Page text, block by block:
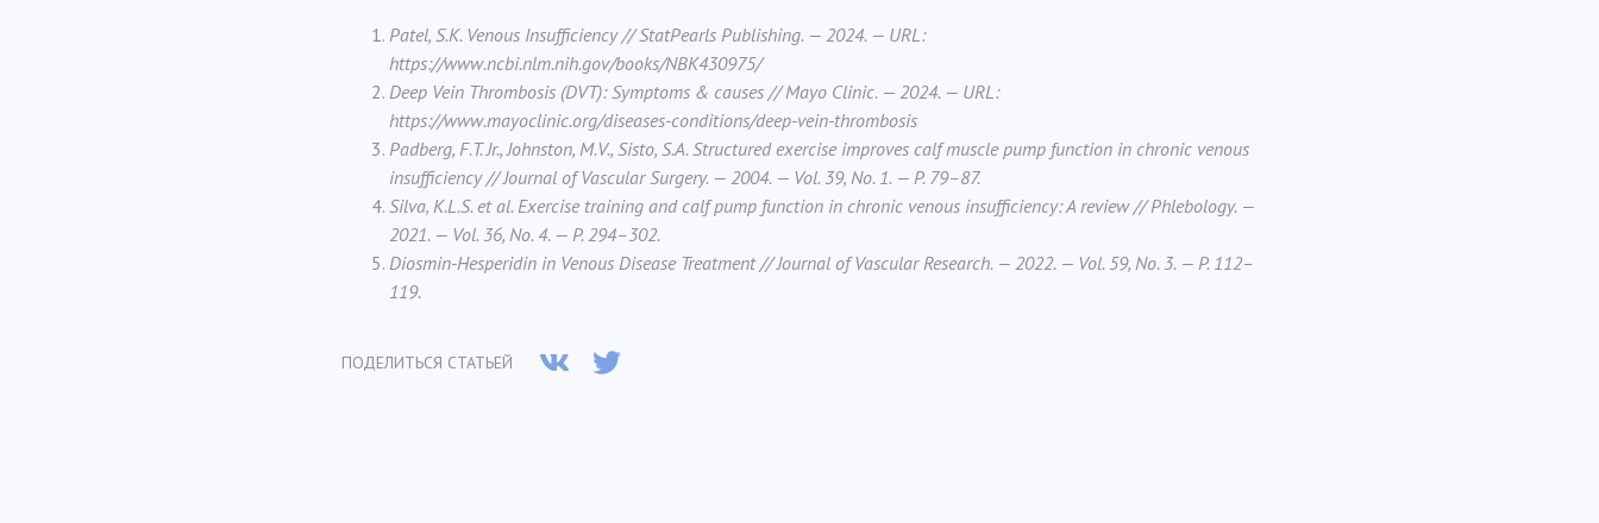
Patel, S.K. Venous Insufficiency // StatPearls Publishing. — 2024. — URL:
https://www.ncbi.nlm.nih.gov/books/NBK430975/
Deep Vein Thrombosis (DVT): Symptoms & causes // Mayo Clinic. — 2024. — URL:
https://www.mayoclinic.org/diseases-conditions/deep-vein-thrombosis
Padberg, F.T. Jr., Johnston, M.V., Sisto, S.A. Structured exercise improves calf muscle pump function in chronic venous
insufficiency // Journal of Vascular Surgery. — 2004. — Vol. 39, No. 1. — P. 79–87.
Silva, K.L.S. et al. Exercise training and calf pump function in chronic venous insufficiency: A review // Phlebology. —
2021. — Vol. 36, No. 4. — P. 294–302.
Diosmin-Hesperidin in Venous Disease Treatment // Journal of Vascular Research. — 2022. — Vol. 59, No. 3. — P. 112–
119.
ПОДЕЛИТЬСЯ СТАТЬЕЙ